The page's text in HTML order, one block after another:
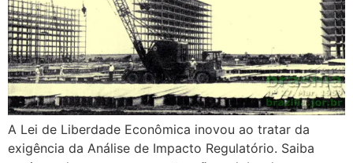
A Lei de Liberdade Econômica inovou ao tratar da
exigência da Análise de Impacto Regulatório. Saiba